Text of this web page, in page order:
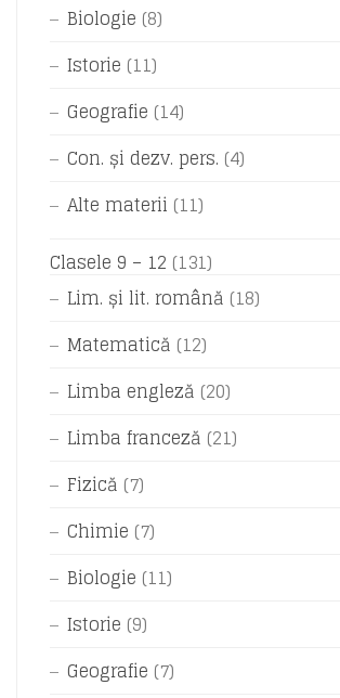
Biologie (8)
Istorie (11)
Geografie (14)
Con. și dezv. pers. (4)
Alte materii (11)
Clasele 9 – 12 (131)
Lim. și lit. română (18)
Matematică (12)
Limba engleză (20)
Limba franceză (21)
Fizică (7)
Chimie (7)
Biologie (11)
Istorie (9)
Geografie (7)